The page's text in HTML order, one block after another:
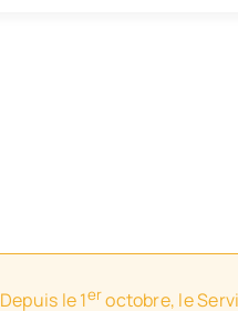
Depuis le 1eroctobre, le